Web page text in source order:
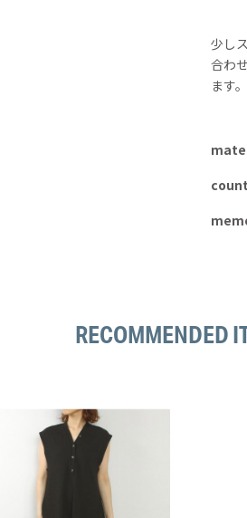
少し
合わ
ます。
RECOMMENDED